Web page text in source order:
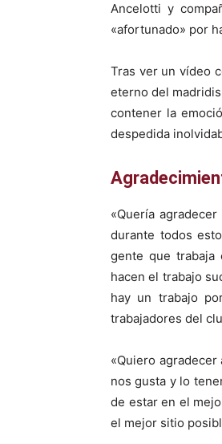
Ancelotti y
«afortunado» por
Tras ver un vídeo
eterno del
contener la
despedida
«Quería
durante todos
gente que trabaja
hacen el trabajo
hay un trabajo
trabajadores del
«Quiero
nos gusta y lo
de estar en el
el mejor sitio